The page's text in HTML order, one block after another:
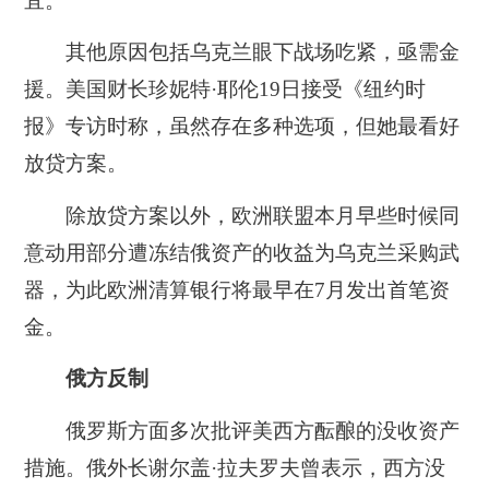
其他原因包括乌克兰眼下战场吃紧，亟需金
援。美国财长珍妮特·耶伦19日接受《纽约时
报》专访时称，虽然存在多种选项，但她最看好
放贷方案。
除放贷方案以外，欧洲联盟本月早些时候同
意动用部分遭冻结俄资产的收益为乌克兰采购武
器，为此欧洲清算银行将最早在7月发出首笔资
金。
俄方反制
俄罗斯方面多次批评美西方酝酿的没收资产
措施。俄外长谢尔盖·拉夫罗夫曾表示，西方没